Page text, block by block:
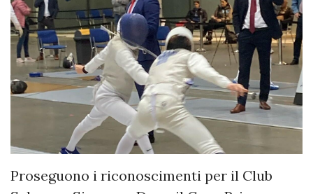
Proseguono i riconoscimenti per il Club